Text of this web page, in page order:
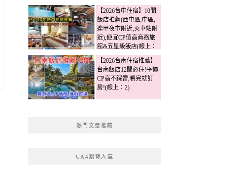
【2026台中住宿】10間
飯店推薦(西屯區,中區,
逢甲夜市附近,火車站附
近),便宜CP值高商務旅
館&五星級飯店(線上：
2)
【2026台南住宿推薦】
台南飯店12間必住!平價
CP高不踩雷,看完就訂
房!(線上：2)
熱門文章推薦
GA4瀏覽人氣